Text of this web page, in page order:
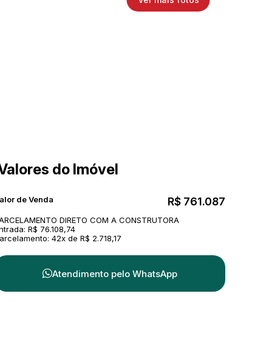
do Imóvel
R$ 761.087
de Venda
DIRETO COM A CONSTRUTORA
R$ 76.108,74
42x de R$ 2.718,17
Atendimento pelo WhatsApp